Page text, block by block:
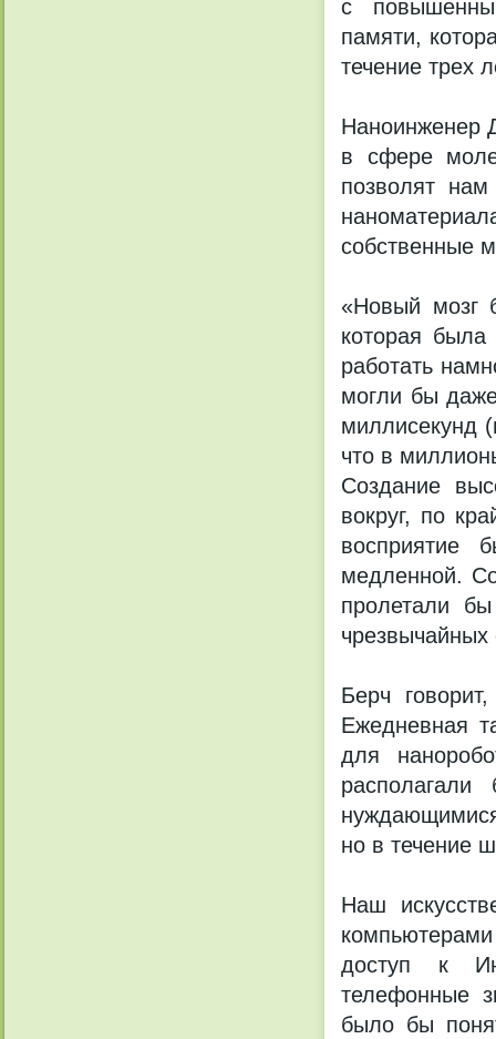
с
памяти,
течение трех
Наноинженер
в сфере
позволят
собственные
«Новый мозг
которая
работать
могли бы
миллисекунд
что в
Создание
вокруг, по
восприятие
медленной.
пролетали
Берч
Ежедневная
для
но в течение
Наш
доступ к
телефонные
было бы